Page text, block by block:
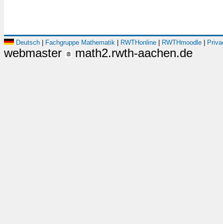
Deutsch Fachgruppe Mathematik RWTHonline RWTHmoodle
webmaster math2.rwth-aachen.de